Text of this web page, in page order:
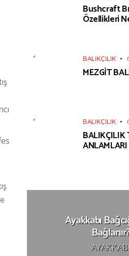
Bushcraft
Özellikleri
BALIKÇILIK
MEZGİT
BALIKÇILIK
BALIKÇILIK
ANLAMLARI
Ayakkabı